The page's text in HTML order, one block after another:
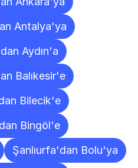
Antalya'ya
Aydın'a
Balıkesir'e
Bilecik'e
Bingöl'e
Şanlıurfa'dan Bolu'ya